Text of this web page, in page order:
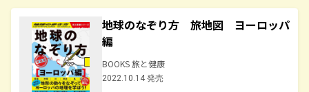
地球のなぞり方 旅地図 ヨーロッパ
編
BOOKS 旅と健康
2022.10.14 発売